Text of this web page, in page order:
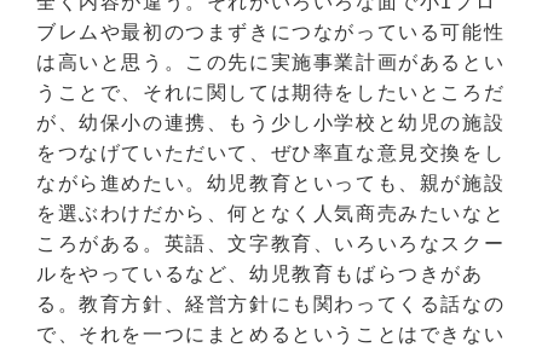
ブレムや最初のつまずきにつながっている可能性
は高いと思う。この先に実施事業計画があるとい
うことで、それに関しては期待をしたいところだ
が、幼保小の連携、もう少し小学校と幼児の施設
をつなげていただいて、ぜひ率直な意見交換をし
ながら進めたい。幼児教育といっても、親が施設
を選ぶわけだから、何となく人気商売みたいなと
ころがある。英語、文字教育、いろいろなスクー
ルをやっているなど、幼児教育もばらつきがあ
る。教育方針、経営方針にも関わってくる話なの
で、それを一つにまとめるということはできない